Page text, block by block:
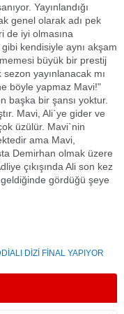
Yayınlandığı
genel olarak adı pek
de iyi olmasına
kendisiyle aynı akşam
büyük bir prestij
yayınlanacak mı
böyle yapmaz Mavi!"
başka bir şansı yoktur.
Mavi, Ali`ye gider ve
üzülür. Mavi`nin
ama Mavi,
Demirhan olmak üzere
çıkışında Ali son kez
gördüğü şeye
DİZİ FİNAL YAPIYOR